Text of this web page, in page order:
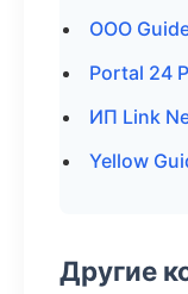
ООО
Portal 24
ИП Link
Yellow
Другие